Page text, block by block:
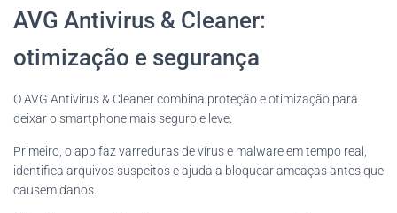
AVG Antivirus & Cleaner:
otimização e segurança
O AVG Antivirus & Cleaner combina proteção e otimização para
deixar o smartphone mais seguro e leve.
Primeiro, o app faz varreduras de vírus e malware em tempo real,
identifica arquivos suspeitos e ajuda a bloquear ameaças antes que
causem danos.